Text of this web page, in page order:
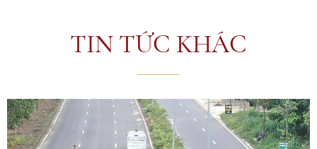
TIN TỨC KHÁC